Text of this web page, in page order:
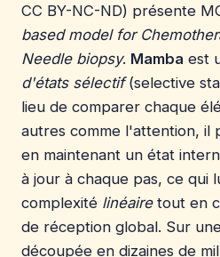
CC BY-NC-ND) présente
based model for
Needle biopsy. Mamba est
d'états sélectif(selective
lieu de comparer chaque
autres comme l'attention, il
en maintenant un état
à jour à chaque pas, ce qui
complexité linéairetout en
de réception global. Sur
découpée en dizaines de